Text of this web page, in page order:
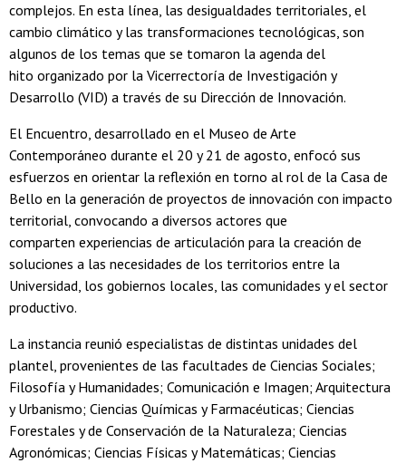
complejos. En esta línea, las desigualdades territoriales, el
cambio climático y las transformaciones tecnológicas, son
algunos de los temas que se tomaron la agenda del
hito organizado por la Vicerrectoría de Investigación y
Desarrollo (VID) a través de su Dirección de Innovación.
El Encuentro, desarrollado en el Museo de Arte
Contemporáneo durante el 20 y 21 de agosto, enfocó sus
esfuerzos en orientar la reflexión en torno al rol de la Casa de
Bello en la generación de proyectos de innovación con impacto
territorial, convocando a diversos actores que
comparten experiencias de articulación para la creación de
soluciones a las necesidades de los territorios entre la
Universidad, los gobiernos locales, las comunidades y el sector
productivo.
La instancia reunió especialistas de distintas unidades del
plantel, provenientes de las facultades de Ciencias Sociales;
Filosofía y Humanidades; Comunicación e Imagen; Arquitectura
y Urbanismo; Ciencias Químicas y Farmacéuticas; Ciencias
Forestales y de Conservación de la Naturaleza; Ciencias
Agronómicas; Ciencias Físicas y Matemáticas; Ciencias